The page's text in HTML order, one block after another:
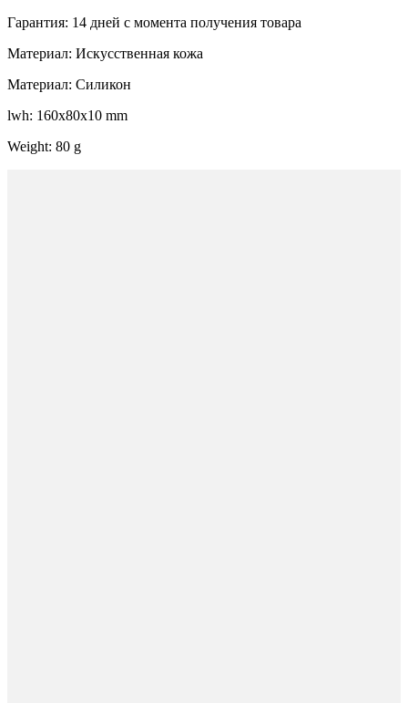
Гарантия: 14 дней с момента получения товара
Материал: Искусственная кожа
Материал: Силикон
lwh: 160x80x10 mm
Weight: 80 g